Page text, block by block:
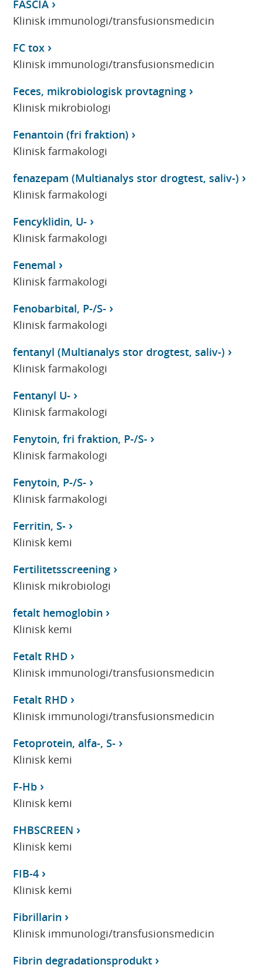
FASCIA
Klinisk immunologi/transfusionsmedicin
FC tox
Klinisk immunologi/transfusionsmedicin
Feces, mikrobiologisk provtagning
Klinisk mikrobiologi
Fenantoin (fri fraktion)
Klinisk farmakologi
fenazepam (Multianalys stor drogtest, saliv-)
Klinisk farmakologi
Fencyklidin, U-
Klinisk farmakologi
Fenemal
Klinisk farmakologi
Fenobarbital, P-/S-
Klinisk farmakologi
fentanyl (Multianalys stor drogtest, saliv-)
Klinisk farmakologi
Fentanyl U-
Klinisk farmakologi
Fenytoin, fri fraktion, P-/S-
Klinisk farmakologi
Fenytoin, P-/S-
Klinisk farmakologi
Ferritin, S-
Klinisk kemi
Fertilitetsscreening
Klinisk mikrobiologi
fetalt hemoglobin
Klinisk kemi
Fetalt RHD
Klinisk immunologi/transfusionsmedicin
Fetalt RHD
Klinisk immunologi/transfusionsmedicin
Fetoprotein, alfa-, S-
Klinisk kemi
F-Hb
Klinisk kemi
FHBSCREEN
Klinisk kemi
FIB-4
Klinisk kemi
Fibrillarin
Klinisk immunologi/transfusionsmedicin
Fibrin degradationsprodukt